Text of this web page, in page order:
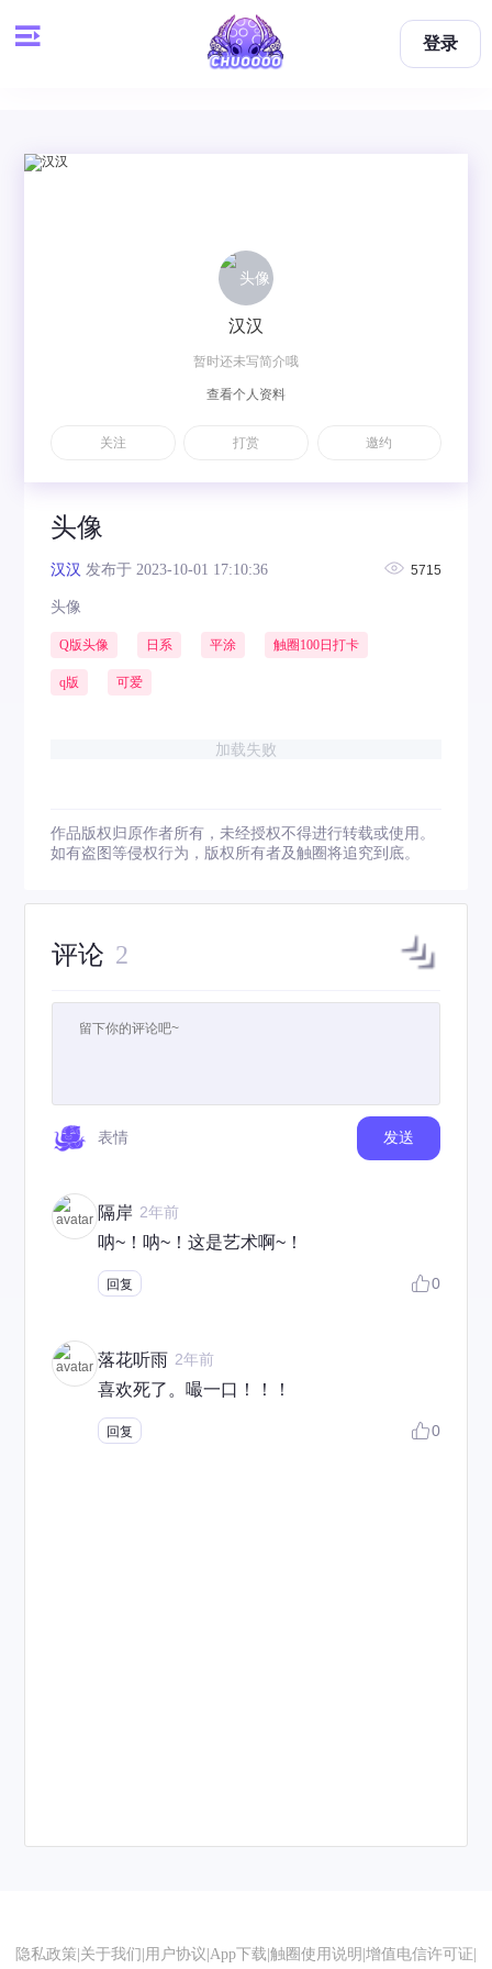
登录
头像
汉汉 发布于 2023-10-01 17:10:36 5715
头像
Q版头像 日系 平涂 触圈100日打卡
q版 可爱
加载失败
作品版权归原作者所有，未经授权不得进行转载或使用。
如有盗图等侵权行为，版权所有者及触圈将追究到底。
评论 2
表情 发送
隔岸 2年前
呐~！呐~！这是艺术啊~！
回复 0
落花听雨 2年前
喜欢死了。嘬一口！！！
回复 0
汉汉
暂时还未写简介哦
查看个人资料
关注 打赏 邀约
隐私政策 关于我们 用户协议 App下载 触圈使用说明 增值电信许可证